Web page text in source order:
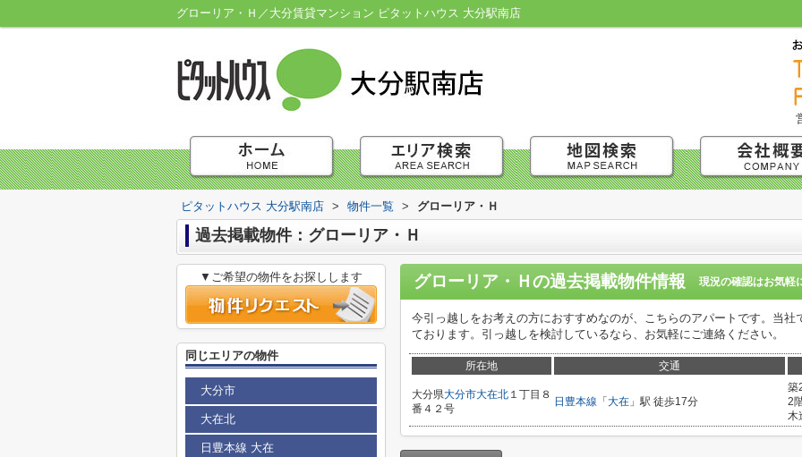
グローリア・Ｈ／大分賃貸マンション ピタットハウス 大分駅南店
ピタットハウス 大分駅南店 > 物件一覧 > グローリア・Ｈ
過去掲載物件：グローリア・Ｈ
グローリア・Ｈの過去掲載物件情報 現況の確認はお気軽
今引っ越しをお考えの方におすすめなのが、こちらのアパートです。当
ております。引っ越しを検討しているなら、お気軽にご連絡ください。
所在地 交通
大分県大分市大在北 １丁目８
番４２号
日豊本線 「 大在 」駅 徒歩17分
築
2
木
▼ご希望の物件をお探しします
同じエリアの物件
大分市
大在北
日豊本線 大在